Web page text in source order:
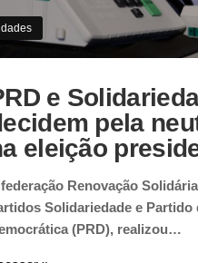
e
pela
eleição
Renovação
Solidariedade e Partido
(PRD), realizou…